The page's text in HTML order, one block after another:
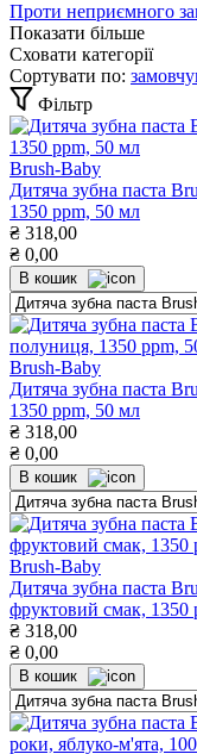
Проти неприємного
Показати більше
Сховати категорії
Сортувати по:
Фільтр
Brush-Baby
Дитяча зубна паста
1350 ppm, 50 мл
₴ 318,00
₴ 0,00
В кошик
Brush-Baby
Дитяча зубна паста
1350 ppm, 50 мл
₴ 318,00
₴ 0,00
В кошик
Brush-Baby
Дитяча зубна паста
фруктовий смак, 1350
₴ 318,00
₴ 0,00
В кошик